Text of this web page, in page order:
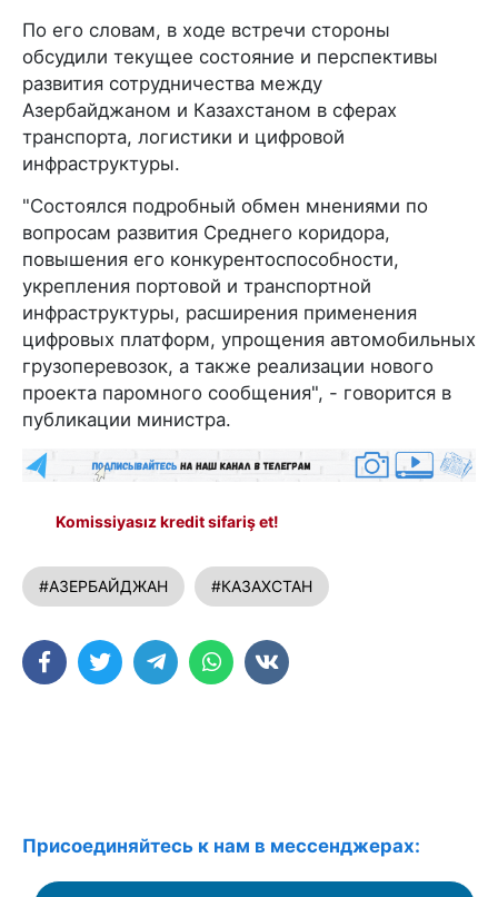
По его словам, в ходе встречи стороны
обсудили текущее состояние и перспективы
развития сотрудничества между
Азербайджаном и Казахстаном в сферах
транспорта, логистики и цифровой
инфраструктуры.
"Состоялся подробный обмен мнениями по
вопросам развития Среднего коридора,
повышения его конкурентоспособности,
укрепления портовой и транспортной
инфраструктуры, расширения применения
цифровых платформ, упрощения автомобильных
грузоперевозок, а также реализации нового
проекта паромного сообщения", - говорится в
публикации министра.
Komissiyasız kredit sifariş et!
#АЗЕРБАЙДЖАН #КАЗАХСТАН
Присоединяйтесь к нам в мессенджерах: